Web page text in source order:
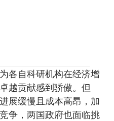
各自科研机构在经济增
越贡献感到骄傲。但
展缓慢且成本高昂，加
争，两国政府也面临挑